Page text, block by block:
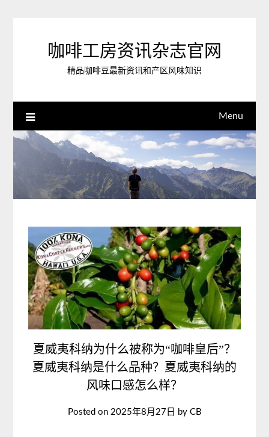
咖啡工房资讯杂志官网
精品咖啡豆最新资讯和产区风味知识
Menu
夏威夷科纳为什么被称为“咖啡皇后”？
夏威夷科纳是什么品种？夏威夷科纳的
风味口感怎么样？
Posted on 2025年8月27日 by CB